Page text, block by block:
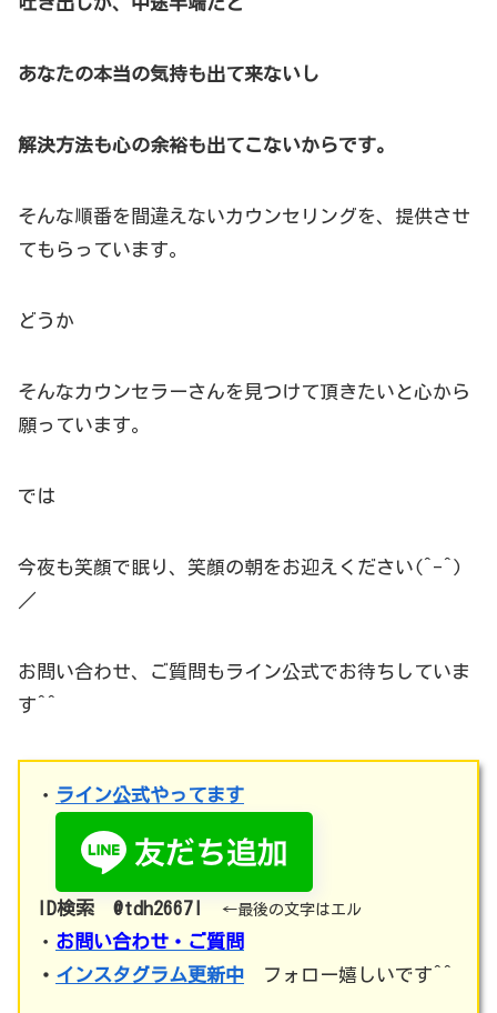
あなたの本当の気持も出て来ないし
解決方法も心の余裕も出てこないからです。
そんな順番を間違えないカウンセリングを、提供させ
てもらっています。
どうか
そんなカウンセラーさんを見つけて頂きたいと心から
願っています。
では
今夜も笑顔で眠り、笑顔の朝をお迎えください(^-^)
／
お問い合わせ、ご質問もライン公式でお待ちしていま
す^^
・ ライン公式やってます
ID検索 @tdh2667l ←最後の文字はエル
・ お問い合わせ・ご質問
・ インスタグラム更新中 フォロー嬉しいです^^